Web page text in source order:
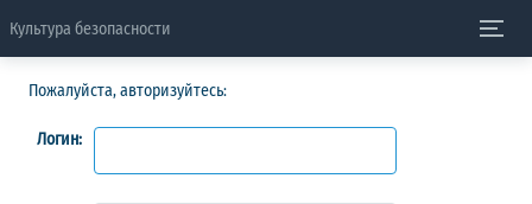
Культура безопасности
Пожалуйста, авторизуйтесь:
Логин: